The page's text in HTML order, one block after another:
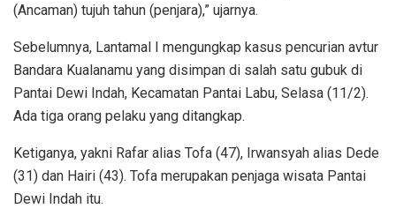
(Ancaman) tujuh tahun (penjara),” ujarnya.
Sebelumnya, Lantamal I mengungkap kasus pencurian avtur
Bandara Kualanamu yang disimpan di salah satu gubuk di
Pantai Dewi Indah, Kecamatan Pantai Labu, Selasa (11/2).
Ada tiga orang pelaku yang ditangkap.
Ketiganya, yakni Rafar alias Tofa (47), Irwansyah alias Dede
(31) dan Hairi (43). Tofa merupakan penjaga wisata Pantai
Dewi Indah itu.